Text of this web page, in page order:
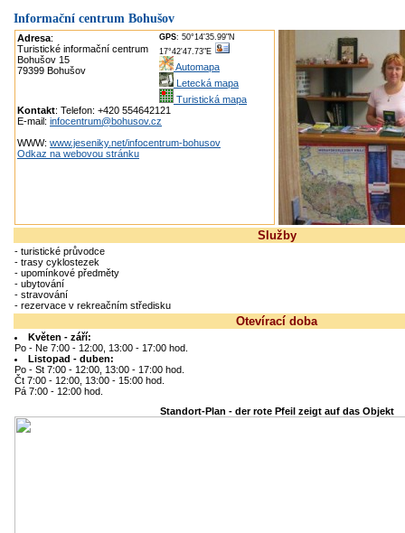
Informační centrum Bohušov
Adresa:
Turistické informační centrum
Bohušov 15
79399 Bohušov
GPS: 50°14'35.99"N
17°42'47.73"E
Automapa
Letecká mapa
Turistická mapa
Kontakt: Telefon: +420 554642121
E-mail: infocentrum@bohusov.cz
WWW: www.jeseniky.net/infocentrum-bohusov
Odkaz na webovou stránku
Služby
- turistické průvodce
- trasy cyklostezek
- upomínkové předměty
- ubytování
- stravování
- rezervace v rekreačním středisku
Otevírací doba
Květen - září:
Po - Ne 7:00 - 12:00, 13:00 - 17:00 hod.
Listopad - duben:
Po - St 7:00 - 12:00, 13:00 - 17:00 hod.
Čt 7:00 - 12:00, 13:00 - 15:00 hod.
Pá 7:00 - 12:00 hod.
Standort-Plan - der rote Pfeil zeigt auf das Objekt